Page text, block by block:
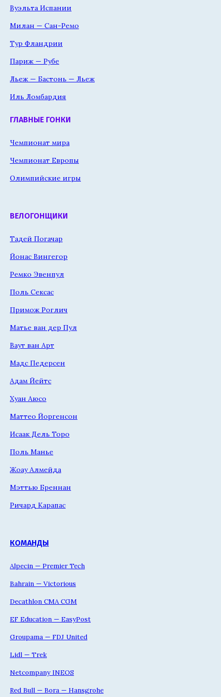
Вуэльта Испании
Милан — Сан-Ремо
Тур Фландрии
Париж — Рубе
Льеж — Бастонь — Льеж
Иль Ломбардия
ГЛАВНЫЕ ГОНКИ
Чемпионат мира
Чемпионат Европы
Олимпийские игры
ВЕЛОГОНЩИКИ
Тадей Погачар
Йонас Вингегор
Ремко Эвенпул
Поль Сексас
Примож Роглич
Матье ван дер Пул
Ваут ван Арт
Мадс Педерсен
Адам Йейтс
Хуан Аюсо
Маттео Йоргенсон
Исаак Дель Торо
Поль Манье
Жоау Алмейда
Мэттью Бреннан
Ричард Карапас
КОМАНДЫ
Alpecin — Premier Tech
Bahrain — Victorious
Decathlon CMA CGM
EF Education — EasyPost
Groupama — FDJ United
Lidl — Trek
Netcompany INEOS
Red Bull — Bora — Hansgrohe